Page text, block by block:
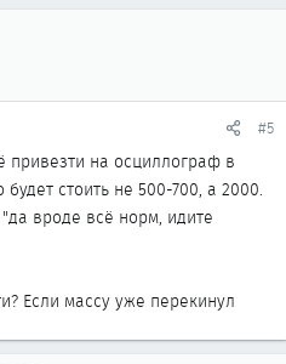
#5
привезти на осциллограф в
стоить не 500-700, а 2000.
вроде всё норм, идите
Если массу уже перекинул